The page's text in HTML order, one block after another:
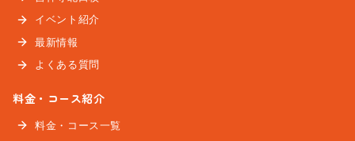
イベント紹介
最新情報
よくある質問
料金・コース紹介
料金・コース一覧